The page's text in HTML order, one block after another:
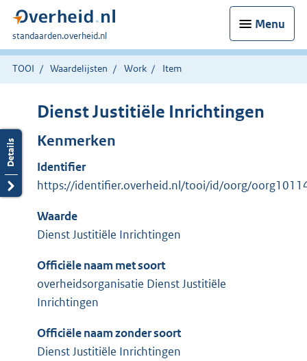
Menu
U
bent
hier:
standaarden.overheid.nl
TOOI Waardelijsten Work Item
Dienst Justitiële Inrichtingen
Kenmerken
Identifier
https://identifier.overheid.nl/tooi/id/oorg/
Waarde
Dienst Justitiële Inrichtingen
Officiële naam met soort
overheidsorganisatie Dienst Justitiële
Inrichtingen
Officiële naam zonder soort
Dienst Justitiële Inrichtingen